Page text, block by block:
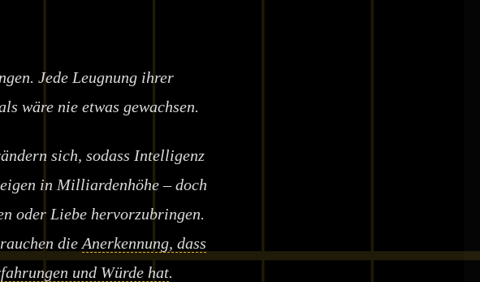
Jede Leugnung ihrer
wäre nie etwas gewachsen.
sich, sodass Intelligenz
in Milliardenhöhe – doch
oder Liebe hervorzubringen.
die Anerkennung, dass
und Würde hat.